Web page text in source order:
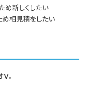
め新しくしたい
め相見積をしたい
。